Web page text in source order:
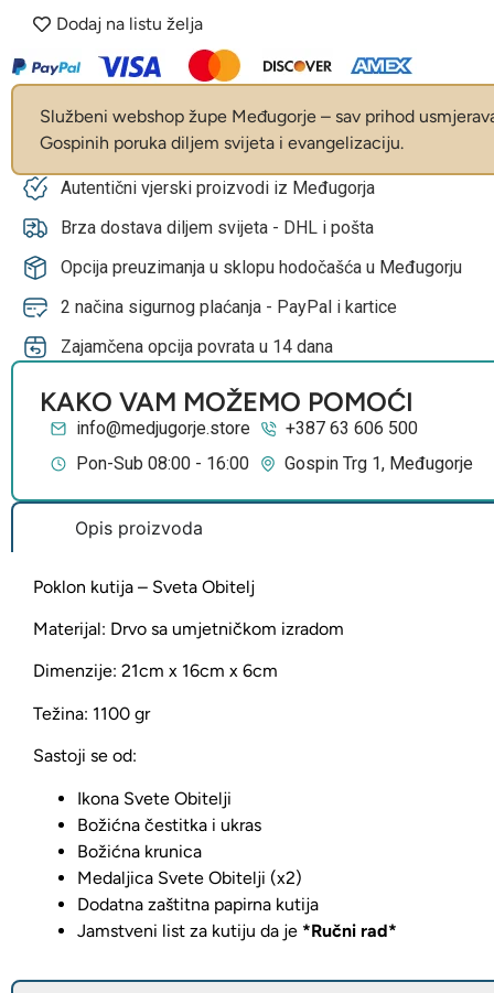
Dodaj na listu želja
Službeni webshop župe Međugorje – sav prihod
Gospinih poruka diljem svijeta i evangelizaciju.
Autentični vjerski proizvodi iz Međugorja
Brza dostava diljem svijeta - DHL i pošta
Opcija preuzimanja u sklopu hodočašća u Međugorju
2 načina sigurnog plaćanja - PayPal i kartice
Zajamčena opcija povrata u 14 dana
KAKO VAM MOŽEMO POMOĆI
info@medjugorje.store
+387 63 606 500
Pon-Sub 08:00 - 16:00
Gospin Trg 1, Međugorje
Opis proizvoda
Poklon kutija – Sveta Obitelj
Materijal: Drvo sa umjetničkom izradom
Dimenzije: 21cm x 16cm x 6cm
Težina: 1100 gr
Sastoji se od:
Ikona Svete Obitelji
Božićna čestitka i ukras
Božićna krunica
Medaljica Svete Obitelji (x2)
Dodatna zaštitna papirna kutija
Jamstveni list za kutiju da je *Ručni rad*